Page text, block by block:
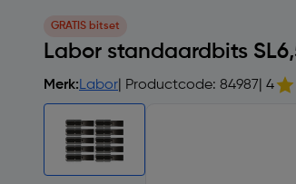
GRATIS bitset
Labor standaardbits
Merk:Labor | Productcode: 84987 | 4